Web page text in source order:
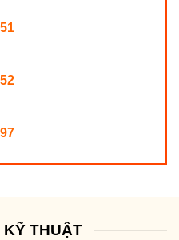
KỸ THUẬT